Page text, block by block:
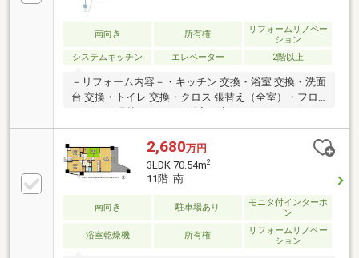
南向き 所有権
リフォームリノベー
ション
システムキッチン
エレベーター 2階以上
－リフォーム内容－・キッチン 交換・浴室 交換・洗面
台 交換・トイレ 交換・クロス 張替え（全室）・フロ
ーリング 張替え（LDK・洋室・廊下）・クッションフ
ロア 張替え（脱衣所・トイレ）・建具交換2026年8月
末リフォーム完成予定－周辺環境－・市立木屋小学校
約1000ｍ・市立友呂岐中学校 約1200ｍ・万代 香里西
店 約400ｍ・ファミリーマート 南中振三丁目店 約170
ｍ・寝屋川市香里西之町郵便局 約500ｍ・関西医科大
学香里病院 約1100ｍ
2,680万円
3LDK 70.54m2
11階 南
南向き 駐車場あり
モニタ付インターホ
ン
浴室乾燥機 所有権
リフォームリノベー
ション